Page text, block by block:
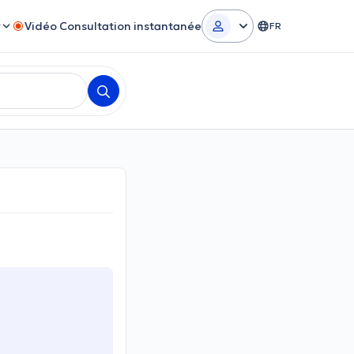
Vidéo Consultation instantanée FR